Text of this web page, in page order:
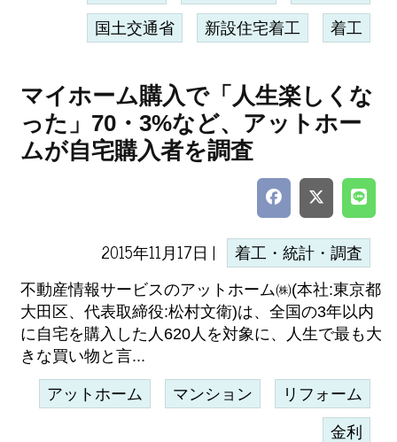
国土交通省 新設住宅着工 着工
マイホーム購入で「人生楽しくな
った」70・3%など、アットホー
ムが自宅購入者を調査
2015年11月17日 | 着工・統計・調査
不動産情報サービスのアットホーム㈱(本社:東京都
大田区、代表取締役:松村文衛)は、全国の3年以内
に自宅を購入した人620人を対象に、人生で最も大
きな買い物と言...
アットホーム マンション リフォーム
金利